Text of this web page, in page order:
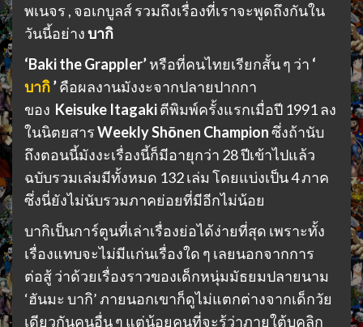
พเนจร , จอเกบูลส์ รวมถึงเรื่องที่เราจะพูดถึงกันใน
วันนี้อย่างบากิ
‘Baki the Grappler’หรือที่คนไทยเรียกสั้น ๆ ว่า ‘
บากิ’คือผลงานมังงะจากปลายปากกา
ของ Keisuke Itagakiตีพิมพ์ครั้งแรกเมื่อปี 1991 ลง
ในนิตยสารWeekly Shōnen Championซึ่งถ้านับ
ถึงตอนนี้มังงะเรื่องนี้ก็มีอายุกว่า 28 ปีเข้าไปแล้ว
ฉบับรวมเล่มมีทั้งหมด 132 เล่ม โดยแบ่งเป็น 4 ภาค
ซึ่งนี่ยังไม่นับรวมภาคย่อยที่มีอีกไม่น้อย
บากิเป็นการ์ตูนที่เล่าเรื่องย่อได้ง่ายที่สุด เพราะทั้ง
เรื่องแทบจะไม่มีแก่นเรื่องใด ๆ เลยนอกจากการ
ต่อสู้ ว่าด้วยเรื่องราวของเด็กหนุ่มมัธยมปลายนาม
‘ฮันมะ บากิ’ ภายนอกเขาก็ดูไม่แตกต่างจากเด็กวัย
เดียวกันคนอื่น ๆ แต่น้อยคนที่จะรู้ว่าภายใต้บุคลิก